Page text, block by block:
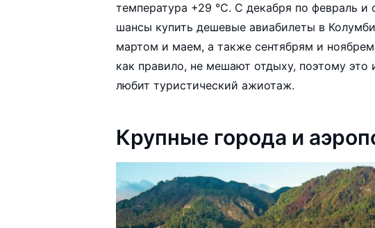
температура +29 °C. С декабря по февраль и
шансы купить дешевые авиабилеты в
мартом и маем, а также сентябрям и
как правило, не мешают отдыху, поэтому это
любит туристический ажиотаж.
Крупные города и